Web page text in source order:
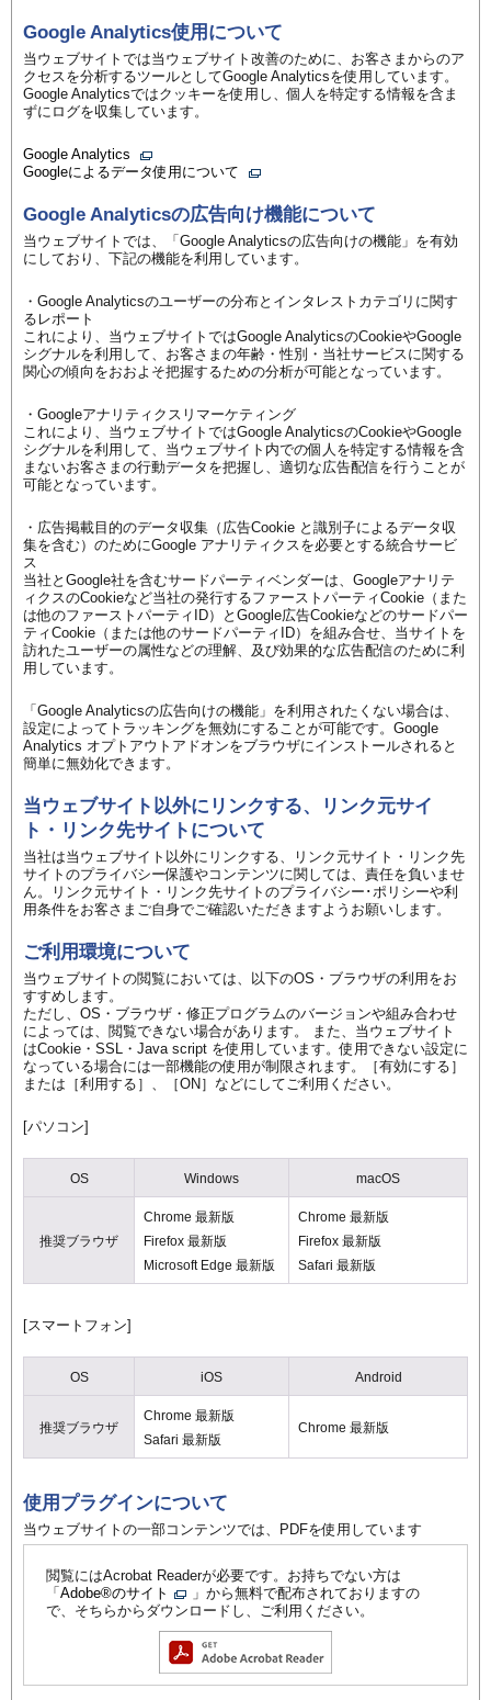
Google Analytics使用について
当ウェブサイトでは当ウェブサイト改善のために、お客さまからのア
クセスを分析するツールとしてGoogle Analyticsを使用しています。
Google Analyticsではクッキーを使用し、個人を特定する情報を含ま
ずにログを収集しています。
Google Analytics
Googleによるデータ使用について
Google Analyticsの広告向け機能について
当ウェブサイトでは、「Google Analyticsの広告向けの機能」を有効
にしており、下記の機能を利用しています。
・Google Analyticsのユーザーの分布とインタレストカテゴリに関す
るレポート
これにより、当ウェブサイトではGoogle AnalyticsのCookieやGoogle
シグナルを利用して、お客さまの年齢・性別・当社サービスに関する
関心の傾向をおおよそ把握するための分析が可能となっています。
・Googleアナリティクスリマーケティング
これにより、当ウェブサイトではGoogle AnalyticsのCookieやGoogle
シグナルを利用して、当ウェブサイト内での個人を特定する情報を含
まないお客さまの行動データを把握し、適切な広告配信を行うことが
可能となっています。
・広告掲載目的のデータ収集（広告Cookie と識別子によるデータ収
集を含む）のためにGoogle アナリティクスを必要とする統合サービ
ス
当社とGoogle社を含むサードパーティベンダーは、Googleアナリテ
ィクスのCookieなど当社の発行するファーストパーティCookie（また
は他のファーストパーティID）とGoogle広告Cookieなどのサードパー
ティCookie（または他のサードパーティID）を組み合せ、当サイトを
訪れたユーザーの属性などの理解、及び効果的な広告配信のために利
用しています。
「Google Analyticsの広告向けの機能」を利用されたくない場合は、
設定によってトラッキングを無効にすることが可能です。Google
Analytics オプトアウトアドオンをブラウザにインストールされると
簡単に無効化できます。
当ウェブサイト以外にリンクする、リンク元サイ
ト・リンク先サイトについて
当社は当ウェブサイト以外にリンクする、リンク元サイト・リンク先
サイトのプライバシー保護やコンテンツに関しては、責任を負いませ
ん。リンク元サイト・リンク先サイトのプライバシー･ポリシーや利
用条件をお客さまご自身でご確認いただきますようお願いします。
ご利用環境について
当ウェブサイトの閲覧においては、以下のOS・ブラウザの利用をお
すすめします。
ただし、OS・ブラウザ・修正プログラムのバージョンや組み合わせ
によっては、閲覧できない場合があります。 また、当ウェブサイト
はCookie・SSL・Java script を使用しています。使用できない設定に
なっている場合には一部機能の使用が制限されます。［有効にする］
または［利用する］、［ON］などにしてご利用ください。
[パソコン]
OS Windows macOS
推奨ブラウザ
Chrome 最新版
Firefox 最新版
Microsoft Edge 最新版
Chrome 最新版
Firefox 最新版
Safari 最新版
[スマートフォン]
OS iOS Android
推奨ブラウザ
Chrome 最新版
Safari 最新版
Chrome 最新版
使用プラグインについて
当ウェブサイトの一部コンテンツでは、PDFを使用しています
閲覧にはAcrobat Readerが必要です。お持ちでない方は
「 Adobe®のサイト
」から無料で配布されておりますの
で、そちらからダウンロードし、ご利用ください。